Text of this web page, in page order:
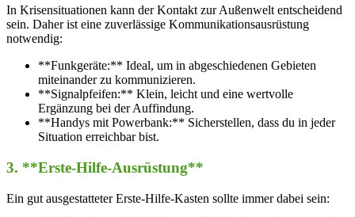
In Krisensituationen kann der Kontakt zur Außenwelt entscheidend
sein. Daher ist eine zuverlässige Kommunikationsausrüstung
notwendig:
**Funkgeräte:** Ideal, um in abgeschiedenen Gebieten
miteinander zu kommunizieren.
**Signalpfeifen:** Klein, leicht und eine wertvolle
Ergänzung bei der Auffindung.
**Handys mit Powerbank:** Sicherstellen, dass du in jeder
Situation erreichbar bist.
3. **Erste-Hilfe-Ausrüstung**
Ein gut ausgestatteter Erste-Hilfe-Kasten sollte immer dabei sein: